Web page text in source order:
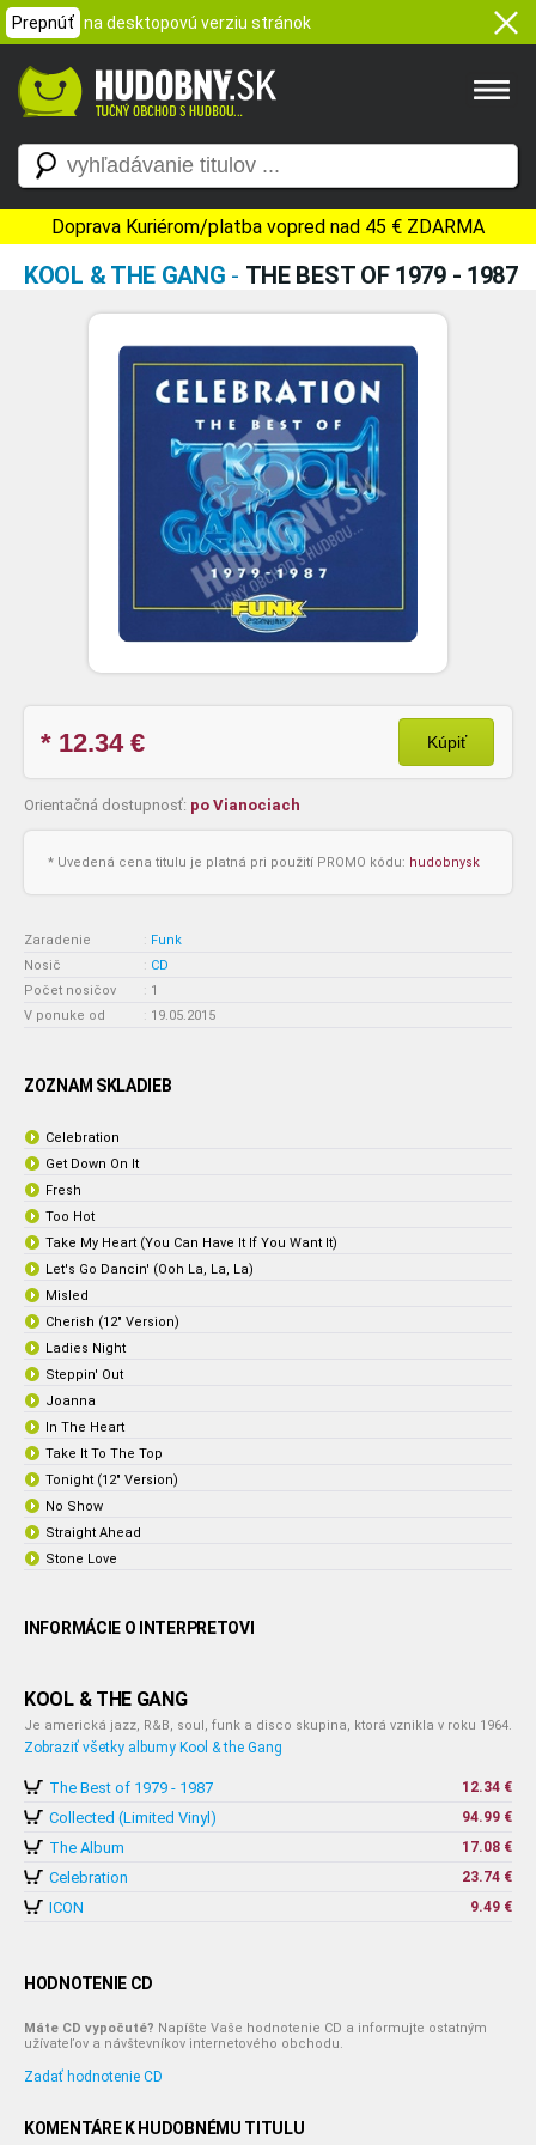
Prepnúť na desktopovú verziu stránok
Doprava Kuriérom/platba vopred nad 45 € ZDARMA
KOOL & THE GANG - THE BEST OF 1979 - 1987
* 12.34€ Kúpiť
Orientačná dostupnosť: po Vianociach
* Uvedená cena titulu je platná pri použití PROMO kódu: hudobnysk
Zaradenie : Funk
Nosič
: CD
Počet nosičov
: 1
V ponuke od
: 19.05.2015
ZOZNAM SKLADIEB
Celebration
Get Down On It
Fresh
Too Hot
Take My Heart (You Can Have It If You Want It)
Let's Go Dancin' (Ooh La, La, La)
Misled
Cherish (12" Version)
Ladies Night
Steppin' Out
Joanna
In The Heart
Take It To The Top
Tonight (12" Version)
No Show
Straight Ahead
Stone Love
INFORMÁCIE O INTERPRETOVI
KOOL & THE GANG
Je americká jazz, R&B, soul, funk a disco skupina, ktorá vznikla v roku 1964.
Zobraziť všetky albumy Kool & the Gang
The Best of 1979 - 1987 12.34 €
Collected (Limited Vinyl) 94.99 €
The Album 17.08 €
Celebration 23.74 €
ICON 9.49 €
HODNOTENIE CD
Máte CD vypočuté? Napíšte Vaše hodnotenie CD a informujte ostatným
užívateľov a návštevníkov internetového obchodu.
Zadať hodnotenie CD
KOMENTÁRE K HUDOBNÉMU TITULU